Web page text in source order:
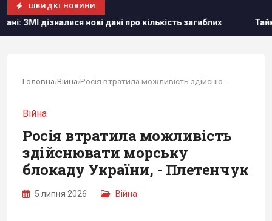
ШВИДКІ НОВИНИ
нові дані про кількість загиблих Тайвань показав
Головна›Війна›
Війна
Росія втратила можливість
здійснювати морську
блокаду України, - Плетенчук
5 липня 2026 Війна